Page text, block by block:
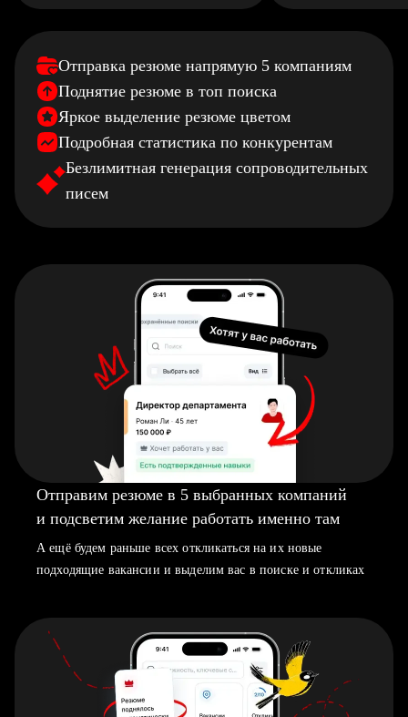
Отправка резюме напрямую 5 компаниям
Поднятие резюме в топ поиска
Яркое выделение резюме цветом
Подробная статистика по конкурентам
Безлимитная генерация сопроводительных
писем
Отправим резюме в 5 выбранных компаний
и подсветим желание работать именно там
А ещё будем раньше всех откликаться на их новые
подходящие вакансии и выделим вас в поиске и откликах